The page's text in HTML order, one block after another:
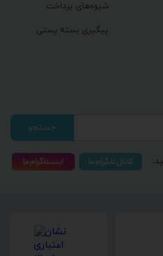
شیوه‌های پرداخت
پیگیری بسته پستی
جستجو